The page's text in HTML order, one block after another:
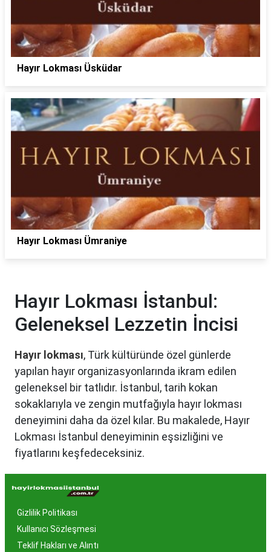
Hayır Lokması Üsküdar
Hayır Lokması Ümraniye
Hayır Lokması İstanbul:
Geleneksel Lezzetin İncisi
Hayır lokması, Türk kültüründe özel günlerde
yapılan hayır organizasyonlarında ikram edilen
geleneksel bir tatlıdır. İstanbul, tarih kokan
sokaklarıyla ve zengin mutfağıyla hayır lokması
deneyimini daha da özel kılar. Bu makalede, Hayır
Lokması İstanbul deneyiminin eşsizliğini ve
fiyatlarını keşfedeceksiniz.
Hayır Lokması İstanbul'da
Neden Popüler?
İstanbul, tarih ve kültür mirasıyla öne çıkan bir
şehir olmasıyla birlikte, geleneksel lezzetlerle de
Gizlilik Politikası
Kullanıcı Sözleşmesi
Teklif Hakları ve Alıntı